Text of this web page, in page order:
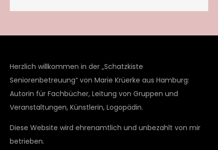
Herzlich willkommen in der „Schatzkiste
Seniorenbetreuung“ von Marie Krüerke aus Hamburg:
Autorin für Fachbücher, Leitung von Gruppen und
Veranstaltungen, Künstlerin, Logopädin.
Diese Website wird ehrenamtlich und unbezahlt von mir
betrieben.